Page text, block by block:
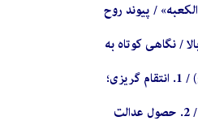
/ پیوند روح
/ نگاهی کوتاه به
آخرین وصایای امیر مؤمنان(ع) / 1. انتقام گریزی؛
شاخصۀ کلیدی در سیرۀ علوی / 2. حصول عدالت